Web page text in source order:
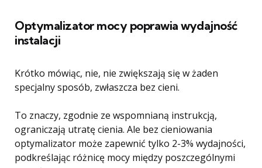
Optymalizator mocy poprawia wydajność
instalacji
Krótko mówiąc, nie, nie zwiększają się w żaden
specjalny sposób, zwłaszcza bez cieni.
To znaczy, zgodnie ze wspomnianą instrukcją,
ograniczają utratę cienia. Ale bez cieniowania
optymalizator może zapewnić tylko 2-3% wydajności,
podkreślając różnicę mocy między poszczególnymi